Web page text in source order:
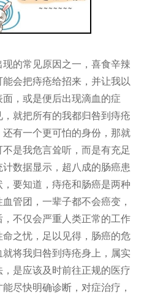
的常见原因之一，喜食辛辣
会把痔疮给招来，并让我以
，或是便后出现滴血的症
就把所有的我都归咎到痔疮
有一个更可怕的身份，那就
是我危言耸听，而是有充足
数据显示，超八成的肠癌患
要知道，痔疮和肠癌是两种
管团，一辈子都不会癌变，
不仅会严重人类正常的工作
之忧，足以见得，肠癌的危
将我归咎到痔疮身上，属实
是应该及时前往正规的医疗
尽快明确诊断，对症治疗，